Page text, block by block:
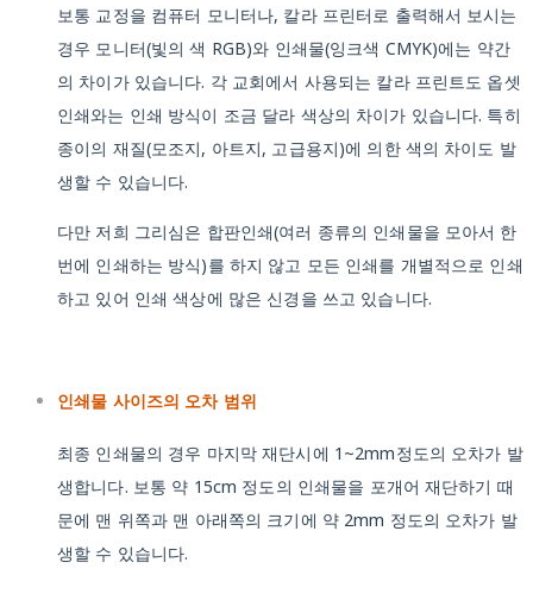
보통 교정을 컴퓨터 모니터나, 칼라 프린터로 출력해서 보시는
경우 모니터(빛의 색 RGB)와 인쇄물(잉크색 CMYK)에는 약간
의 차이가 있습니다. 각 교회에서 사용되는 칼라 프린트도 옵셋
인쇄와는 인쇄 방식이 조금 달라 색상의 차이가 있습니다. 특히
종이의 재질(모조지, 아트지, 고급용지)에 의한 색의 차이도 발
생할 수 있습니다.
다만 저희 그리심은 합판인쇄(여러 종류의 인쇄물을 모아서 한
번에 인쇄하는 방식)를 하지 않고 모든 인쇄를 개별적으로 인쇄
하고 있어 인쇄 색상에 많은 신경을 쓰고 있습니다.
인쇄물 사이즈의 오차 범위
최종 인쇄물의 경우 마지막 재단시에 1~2mm정도의 오차가 발
생합니다. 보통 약 15cm 정도의 인쇄물을 포개어 재단하기 때
문에 맨 위쪽과 맨 아래쪽의 크기에 약 2mm 정도의 오차가 발
생할 수 있습니다.